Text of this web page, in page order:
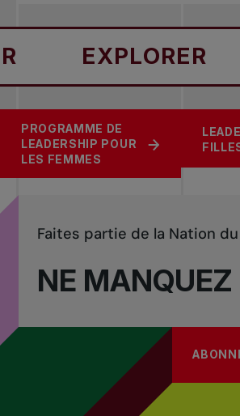
EXPLORER
SOUTENIR LE
TENNIS CANADIEN
PAIR
PROGRAMME DE
LEADERSHIP POUR
LES FEMMES
NE MANQUEZ
Faites partie de la Nation